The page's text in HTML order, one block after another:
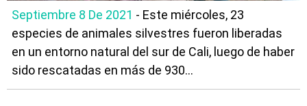
Septiembre 8 De 2021 - Este miércoles, 23
especies de animales silvestres fueron liberadas
en un entorno natural del sur de Cali, luego de haber
sido rescatadas en más de 930...